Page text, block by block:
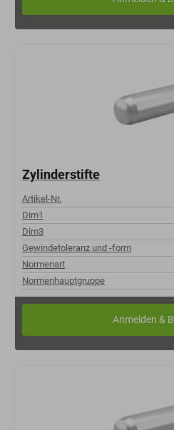
Zylinderstifte
Artikel-Nr.
Dim1
Dim3
Gewindetoleranz und -form
Normenart
Normenhauptgruppe